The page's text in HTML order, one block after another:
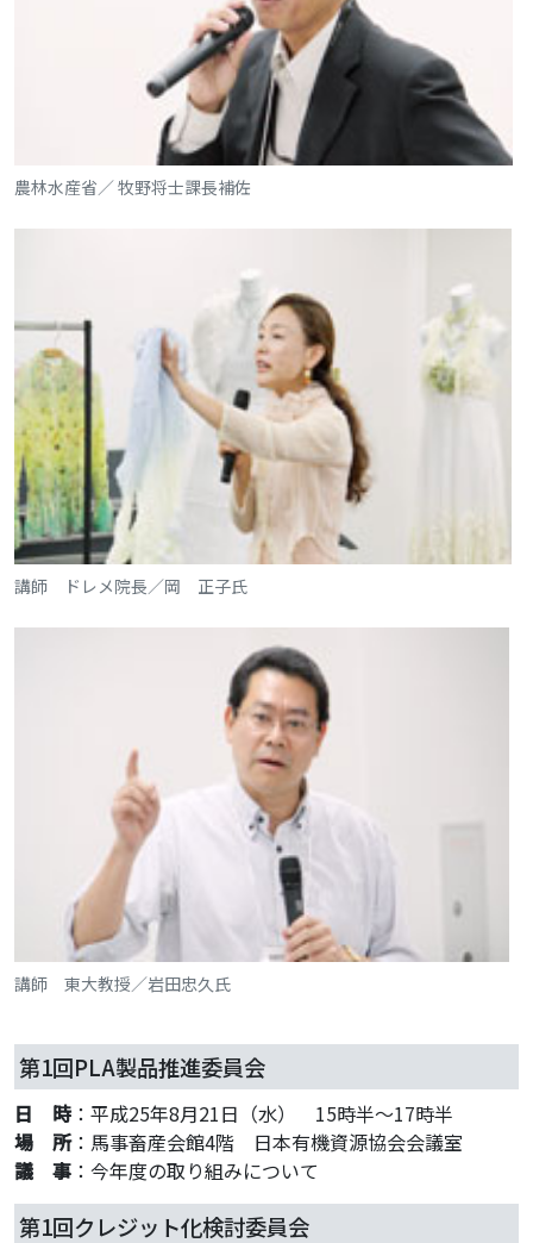
農林水産省／ 牧野将士課長補佐
講師 ドレメ院長／岡 正子氏
講師 東大教授／岩田忠久氏
第1回PLA製品推進委員会
日 時：平成25年8月21日（水） 15時半～17時半
場 所：馬事畜産会館4階 日本有機資源協会会議室
議 事 ：今年度の取り組みについて
第1回クレジット化検討委員会